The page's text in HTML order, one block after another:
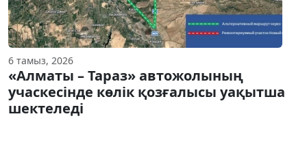
6 тамыз, 2026
«Алматы – Тараз» автожолының
учаскесінде көлік қозғалысы уақытша
шектеледі